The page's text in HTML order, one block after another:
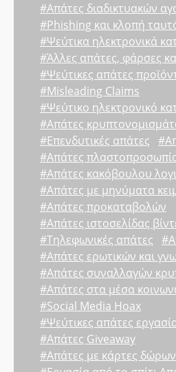
#Απάτες διαδικτυακών
#Phishing και κλοπή
#Ψεύτικα ηλεκτρονικά
#Άλλες απάτες, φάρσες
#Ψεύτικες απάτες
#Misleading Claims
#Ψεύτικο ηλεκτρονικό
#Απάτες
#Επενδυτικές απάτες
#Απάτες
#Απάτες κακόβουλου
#Απάτες με μηνύματα
#Απάτες προκαταβολών
#Απάτες ιστοσελίδας
#Τηλεφωνικές απάτες
#Απάτες ερωτικών και
#Απάτες συναλλαγών
#Απάτες στα μέσα
#Social Media Hoax
#Ψεύτικες απάτες
#Απάτες Giveaway
#Απάτες με κάρτες δώρων